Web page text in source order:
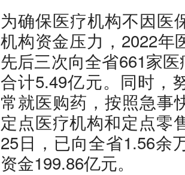
为确保医疗机构不因医
机构资金压力，2022年
先后三次向全省661家
合计5.49亿元。同时，
常就医购药，按照急事
定点医疗机构和定点零
25日，已向全省1.56余
资金199.86亿元。